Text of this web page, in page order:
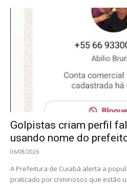
Golpistas criam perfil
usando nome do
06/08/2026
A Prefeitura de Cuiabá alerta a
praticado por criminosos que estão